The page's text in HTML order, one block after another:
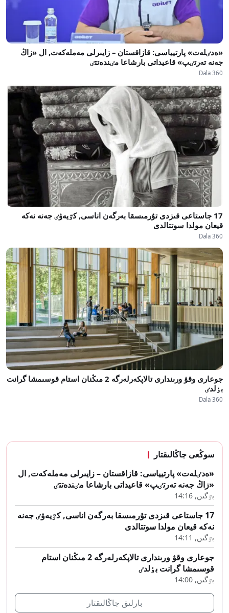
«ەدٸلەت» پارتيياسى: قازاقستان – زايىرلى مەملەكەت, ال «زاڭ
جەنە تەرتٸپ» قاعيداتى بارشاعا مٸندەتتٸ
Dala 360
17 جاستاعى قىزدى تۇرمىسقا بەرگەن اناسى, كٷيەۋٸ جەنە نەكە
قيعان مولدا سوتتالدى
Dala 360
جوعارى وقۋ ورىندارى تالاپكەرلەرگە 2 مىڭنان استام قوسىمشا گرانت
بٶلدٸ
Dala 360
سوڭعى جاڭالىقتار
«ەدٸلەت» پارتيياسى: قازاقستان – زايىرلى مەملەكەت, ال
«زاڭ جەنە تەرتٸپ» قاعيداتى بارشاعا مٸندەتتٸ
بٷگىن, 14:16
17 جاستاعى قىزدى تۇرمىسقا بەرگەن اناسى, كٷيەۋٸ جەنە
نەكە قيعان مولدا سوتتالدى
بٷگىن, 14:11
جوعارى وقۋ ورىندارى تالاپكەرلەرگە 2 مىڭنان استام
قوسىمشا گرانت بٶلدٸ
بٷگىن, 14:00
بارلىق جاڭالىقتار